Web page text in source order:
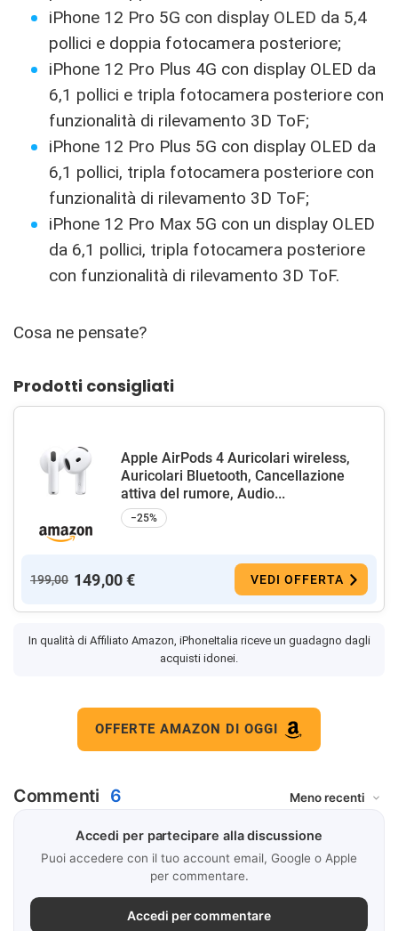
iPhone 12 Pro 5G con display OLED da 5,4
pollici e doppia fotocamera posteriore;
iPhone 12 Pro Plus 4G con display OLED da
6,1 pollici e tripla fotocamera posteriore con
funzionalità di rilevamento 3D ToF;
iPhone 12 Pro Plus 5G con display OLED da
6,1 pollici, tripla fotocamera posteriore con
funzionalità di rilevamento 3D ToF;
iPhone 12 Pro Max 5G con un display OLED
da 6,1 pollici, tripla fotocamera posteriore
con funzionalità di rilevamento 3D ToF.
Cosa ne pensate?
Prodotti consigliati
Apple AirPods 4 Auricolari wireless,
Auricolari Bluetooth, Cancellazione
attiva del rumore, Audio...
−25%
199,00 149,00 € VEDI OFFERTA
In qualità di Affiliato Amazon, iPhoneItalia riceve un guadagno dagli
acquisti idonei.
OFFERTE AMAZON DI OGGI
Commenti 6
Accedi per partecipare alla discussione
Puoi accedere con il tuo account email, Google o Apple
per commentare.
Accedi per commentare